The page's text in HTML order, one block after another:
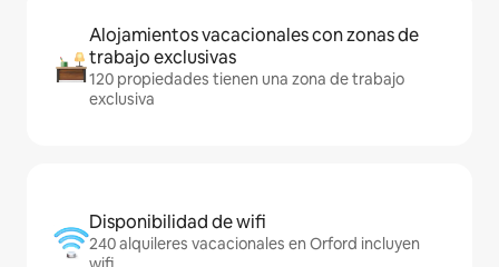
Alojamientos vacacionales con zonas de
trabajo exclusivas
120 propiedades tienen una zona de trabajo
exclusiva
Disponibilidad de wifi
240 alquileres vacacionales en Orford incluyen